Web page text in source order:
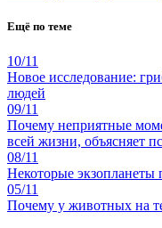
Ещё по теме
10/11
Новое исследование:
людей
09/11
Почему неприятные
всей жизни, объясняет
08/11
Некоторые экзопланеты
05/11
Почему у животных на